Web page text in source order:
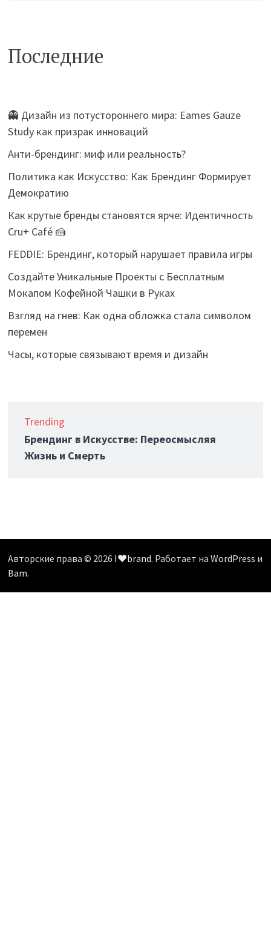
Последние
👻 Дизайн из потустороннего мира: Eames Gauze
Study как призрак инноваций
Анти-брендинг: миф или реальность?
Политика как Искусство: Как Брендинг Формирует
Демократию
Как крутые бренды становятся ярче: Идентичность
Cru+ Café 🍰
FEDDIE: Брендинг, который нарушает правила игры
Создайте Уникальные Проекты с Бесплатным
Мокапом Кофейной Чашки в Руках
Взгляд на гнев: Как одна обложка стала символом
перемен
Часы, которые связывают время и дизайн
Trending
Брендинг в Искусстве: Переосмысляя
Жизнь и Смерть
Авторские права © 2026 I❤️brand. Работает наWordPress и
Bam.